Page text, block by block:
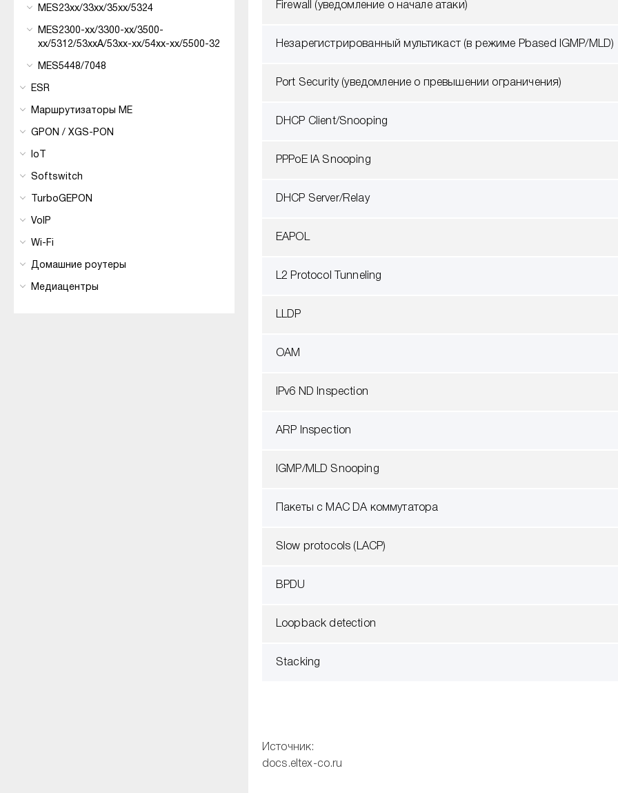
MES23xx/33xx/35xx/5324
MES2300-xx/3300-xx/3500-
xx/5312/53xxA/53xx-xx/54xx-xx/5500-32
MES5448/7048
ESR
Маршрутизаторы ME
GPON / XGS-PON
IoT
Softswitch
TurboGEPON
VoIP
Wi-Fi
Домашние роутеры
Медиацентры
Firewall (уведомление о начале атаки)
Незарегистрированный мультикаст (в режиме Pbased IGMP/MLD)
Port Security (уведомление о превышении ограничения)
DHCP Client/Snooping
PPPoE IA Snooping
DHCP Server/Relay
EAPOL
L2 Protocol Tunneling
LLDP
OAM
IPv6 ND Inspection
ARP Inspection
IGMP/MLD Snooping
Пакеты с MAC DA коммутатора
Slow protocols (LACP)
BPDU
Loopback detection
Stacking
Источник:
docs.eltex-co.ru